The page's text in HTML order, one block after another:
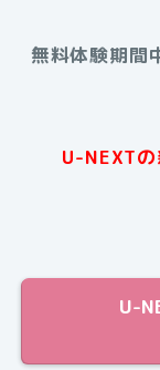
無料体験期間
U-NEXT
U-